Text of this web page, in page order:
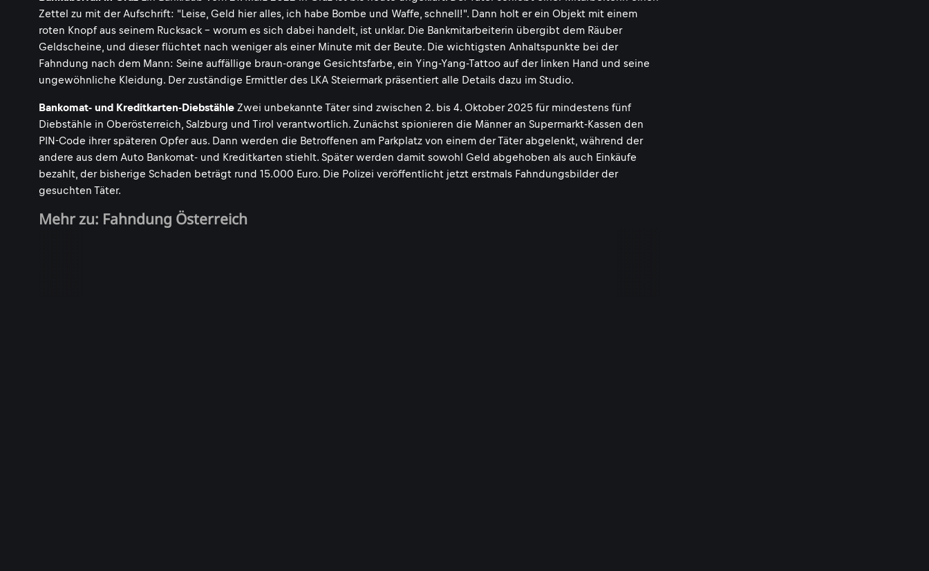
Zettel zu mit der Aufschrift: "Leise, Geld hier alles, ich habe Bombe und Waffe, schnell!". Dann holt er ein Objekt mit einem
roten Knopf aus seinem Rucksack - worum es sich dabei handelt, ist unklar. Die Bankmitarbeiterin übergibt dem Räuber
Geldscheine, und dieser flüchtet nach weniger als einer Minute mit der Beute. Die wichtigsten Anhaltspunkte bei der
Fahndung nach dem Mann: Seine auffällige braun-orange Gesichtsfarbe, ein Ying-Yang-Tattoo auf der linken Hand und seine
ungewöhnliche Kleidung. Der zuständige Ermittler des LKA Steiermark präsentiert alle Details dazu im Studio.
Bankomat- und Kreditkarten-Diebstähle Zwei unbekannte Täter sind zwischen 2. bis 4. Oktober 2025 für mindestens fünf
Diebstähle in Oberösterreich, Salzburg und Tirol verantwortlich. Zunächst spionieren die Männer an Supermarkt-Kassen den
PIN-Code ihrer späteren Opfer aus. Dann werden die Betroffenen am Parkplatz von einem der Täter abgelenkt, während der
andere aus dem Auto Bankomat- und Kreditkarten stiehlt. Später werden damit sowohl Geld abgehoben als auch Einkäufe
bezahlt, der bisherige Schaden beträgt rund 15.000 Euro. Die Polizei veröffentlicht jetzt erstmals Fahndungsbilder der
gesuchten Täter.
Mehr zu: Fahndung Österreich